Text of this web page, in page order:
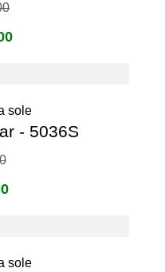
sole
- 5036S
sole